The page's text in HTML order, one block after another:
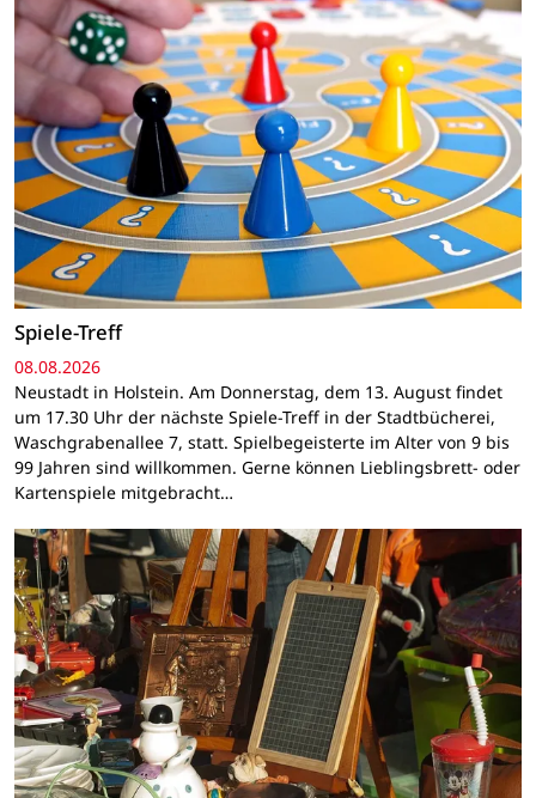
Spiele-Treff
08.08.2026
Neustadt in Holstein. Am Donnerstag, dem 13. August findet
um 17.30 Uhr der nächste Spiele-Treff in der Stadtbücherei,
Waschgrabenallee 7, statt. Spielbegeisterte im Alter von 9 bis
99 Jahren sind willkommen. Gerne können Lieblingsbrett- oder
Kartenspiele mitgebracht…